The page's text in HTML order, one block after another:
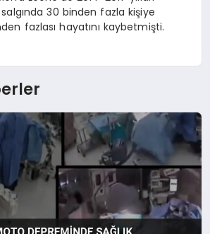
30 binden fazla kişiye
fazlası hayatını kaybetmişti.